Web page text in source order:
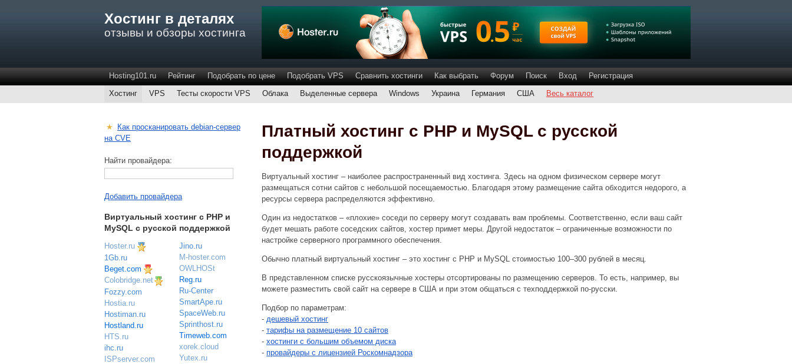
Хостинг в деталях
отзывы и обзоры хостинга
Hosting101.ru Рейтинг Подобрать по цене Подобрать VPS Сравнить хостинги Как выбрать Форум Поиск Вход
Регистрация
Хостинг
VPS Тесты скорости VPS Облака Выделенные сервера Windows Украина Германия США Весь каталог
Платный хостинг с PHP и MySQL с русской
поддержкой
Виртуальный хостинг – наиболее распространенный вид хостинга. Здесь на одном физическом сервере могут
размещаться сотни сайтов с небольшой посещаемостью. Благодаря этому размещение сайта обходится недорого, а
ресурсы сервера распределяются эффективно.
Один из недостатков – «плохие» соседи по серверу могут создавать вам проблемы. Соответственно, если ваш сайт
будет мешать работе соседских сайтов, хостер примет меры. Другой недостаток – ограниченные возможности по
настройке серверного программного обеспечения.
Обычно платный виртуальный хостинг – это хостинг с PHP и MySQL стоимостью 100–300 рублей в месяц.
В представленном списке русскоязычные хостеры отсортированы по размещению серверов. То есть, например, вы
можете разместить свой сайт на сервере в США и при этом общаться с техподдержкой по-русски.
Подбор по параметрам:
- дешевый хостинг
- тарифы на размещение 10 сайтов
- хостинги с большим объемом диска
- провайдеры с лицензией Роскомнадзора
★ Как просканировать debian-сервер
на CVE
Найти провайдера:
Добавить провайдера
Виртуальный хостинг c PHP и
MySQL с русской поддержкой
Hoster.ru
1Gb.ru
Beget.com
Colobridge.net
Fozzy.com
Hostia.ru
Hostiman.ru
Hostland.ru
HTS.ru
ihc.ru
ISPserver.com
Jino.ru
M-hoster.com
OWLHOSt
Reg.ru
Ru-Center
SmartApe.ru
SpaceWeb.ru
Sprinthost.ru
Timeweb.com
xorek.cloud
Yutex.ru